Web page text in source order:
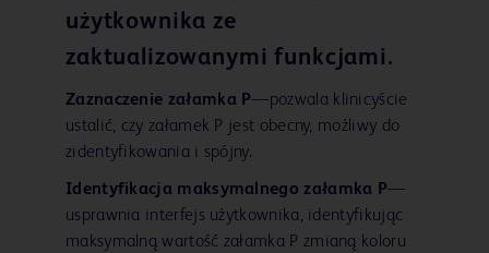
użytkownika ze
zaktualizowanymi funkcjami.
Zaznaczenie załamka P—pozwala klinicyście
ustalić, czy załamek P jest obecny, możliwy do
zidentyfikowania i spójny.
Identyfikacja maksymalnego załamka P—
usprawnia interfejs użytkownika, identyfikując
maksymalną wartość załamka P zmianą koloru